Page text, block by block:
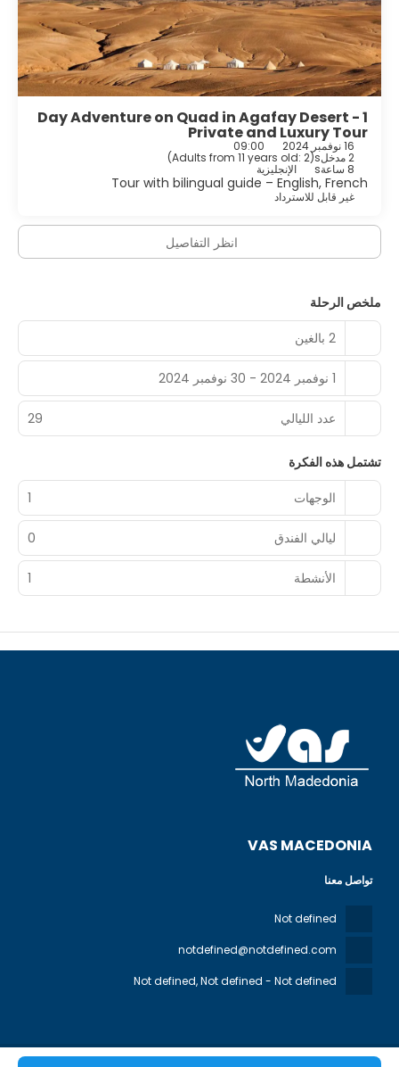
1 Day Adventure on Quad in Agafay Desert -
Private and Luxury Tour
16 نوفمبر 2024 09:00
2 مدخلs (
Adults from 11 years old: 2
)
8 ساعةs الإنجليزية
Tour with bilingual guide – English, French
غير قابل للاسترداد
انظر التفاصيل
ملخص الرحلة
2 بالغين
1 نوفمبر 2024 - 30 نوفمبر 2024
عدد الليالي 29
تشتمل هذه الفكرة
الوجهات
1
ليالي الفندق 0
الأنشطة 1
VAS MACEDONIA
تواصل معنا
Not defined
notdefined@notdefined.com
Not defined, Not defined - Not defined